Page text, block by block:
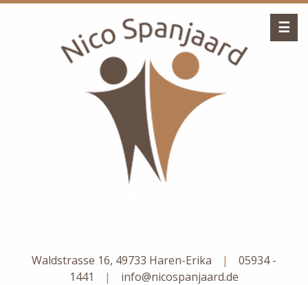
Waldstrasse 16, 49733 Haren-Erika |
05934 -
1441
| info@nicospanjaard.de
☰